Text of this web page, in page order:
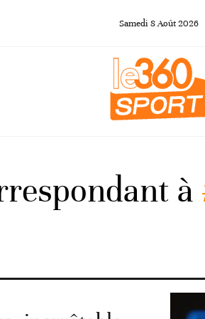
Samedi 8Août2026
à